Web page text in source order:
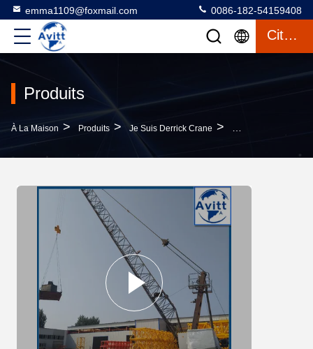
emma1109@foxmail.com 0086-182-54159408
Citation
Produits
À La Maison > Produits > Je Suis Derrick Crane > QD100 Grue De